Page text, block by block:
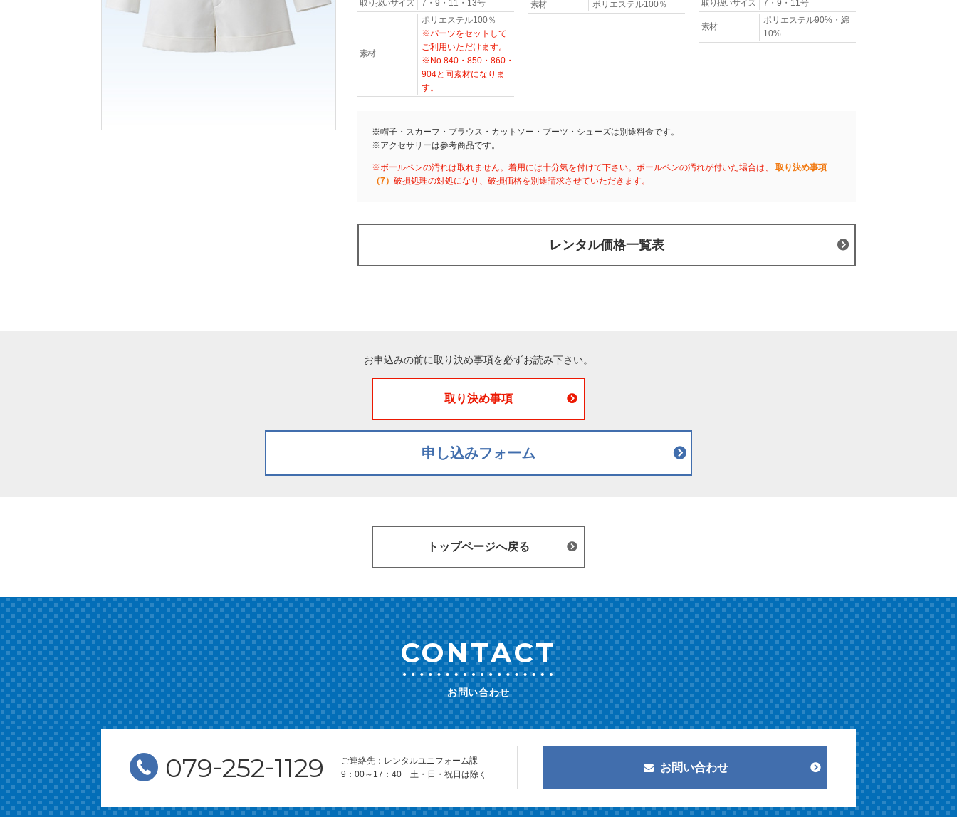
取り扱いサイズ
7・9・11・13号
素材
ポリエステル100％
※パーツをセットして
ご利用いただけます。
※No.840・850・860・
904と同素材になりま
す。
素材
ポリエステル100％
取り扱いサイズ
7・9・11号
素材
ポリエステル90%・綿
10%
※帽子・スカーフ・ブラウス・カットソー・ブーツ・シューズは別途料金です。
※アクセサリーは参考商品です。
※ボールペンの汚れは取れません。着用には十分気を付けて下さい。ボールペンの汚れが付いた場合は、 取り決め事項
（7） 破損処理の対処になり、破損価格を別途請求させていただきます。
レンタル価格一覧表
お申込みの前に取り決め事項を必ずお読み下さい。
取り決め事項
申し込みフォーム
トップページへ戻る
CONTACT
お問い合わせ
079-252-1129
ご連絡先：レンタルユニフォーム課
9：00～17：40 土・日・祝日は除く
お問い合わせ